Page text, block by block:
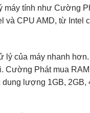
máy tính như Cường
CPU AMD, từ Intel
của máy nhanh
Cường Phát mua
lượng 1GB,